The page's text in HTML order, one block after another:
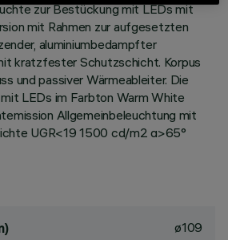
zur Bestückung mit LEDs mit
mit Rahmen zur aufgesetzten
aluminiumbedampfter
kratzfester Schutzschicht. Korpus
und passiver Wärmeableiter. Die
LEDs im Farbton Warm White
Allgemeinbeleuchtung mit
UGR<19 1500 cd/m2 α>65°
ø109